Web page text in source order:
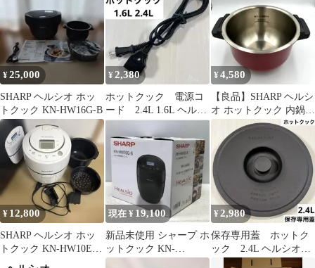
¥25,000
SHARP ヘルシオ ホッ
トクック KN-HW16G-B
¥2,380
ホットクック 電源コ
ード 2.4L 1.6L ヘルシ
オ
¥4,580
【良品】SHARP ヘルシ
オ ホットクック 内鍋
ステンレス 1.6L
¥ 12,800
SHARP ヘルシオ ホッ
トクック KN-HW10E-
現在 ¥ 19,100
新品未使用 シャープ ホ
ットクック KN-
HW10G-B 1.0L 2
¥2,980
保存専用蓋 ホットク
ック 2.4L ヘルシオ